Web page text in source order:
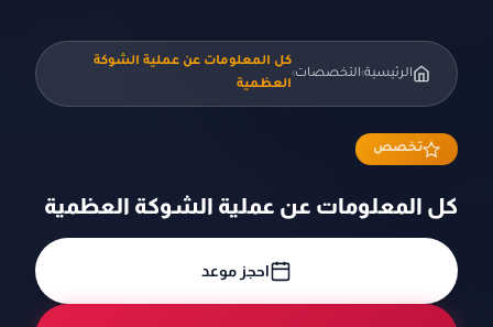
الرئيسية›التخصصات›
كل المعلومات عن عملية الشوكة
العظمية
تخصص
كل المعلومات عن عملية الشوكة العظمية
احجز موعد